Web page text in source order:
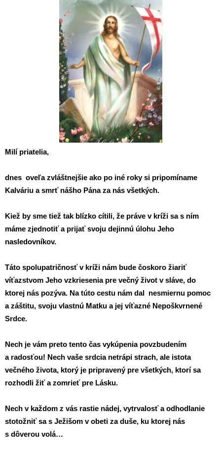
Milí priatelia,
dnes oveľa zvláštnejšie ako po iné roky si pripomíname
Kalváriu a smrť nášho Pána za nás všetkých.
Kiež by sme tiež tak blízko cítili, že práve v kríži sa s ním
máme zjednotiť a prijať svoju dejinnú úlohu Jeho
nasledovníkov.
Táto spolupatričnosť v kríži nám bude čoskoro žiariť
víťazstvom Jeho vzkriesenia pre večný život v sláve, do
ktorej nás pozýva. Na túto cestu nám dal nesmiernu pomoc
a záštitu, svoju vlastnú Matku a jej víťazné Nepoškvrnené
Srdce.
Nech je vám preto tento čas vykúpenia povzbudením
a radosťou! Nech vaše srdcia netrápi strach, ale istota
večného života, ktorý je pripravený pre všetkých, ktorí sa
rozhodli žiť a zomrieť pre Lásku.
Nech v každom z vás rastie nádej, vytrvalosť a odhodlanie
stotožniť sa s Ježišom v obeti za duše, ku ktorej nás
s dôverou volá…